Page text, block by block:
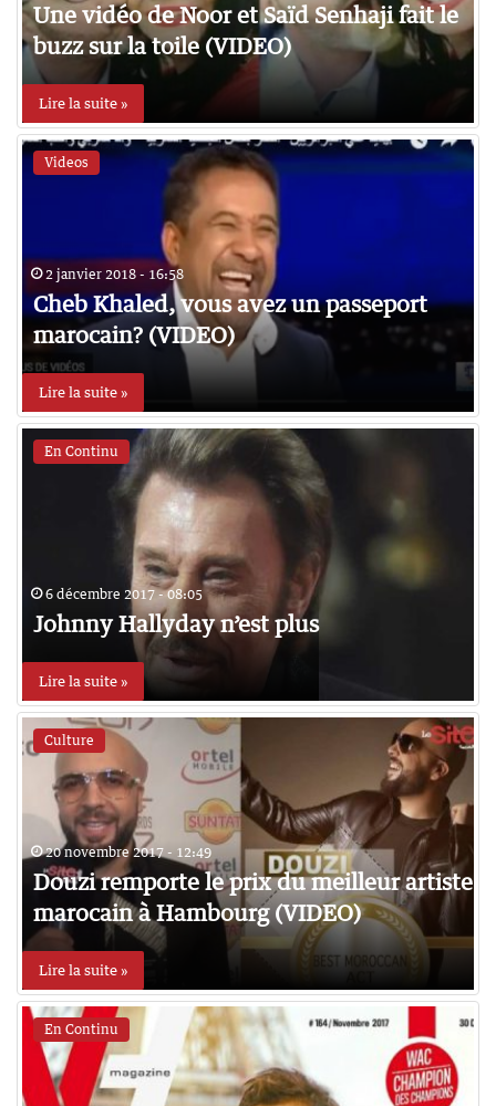
Une vidéo de Noor et Saïd Senhaji fait le
buzz sur la toile (VIDEO)
Lire la suite »
Videos
2 janvier 2018 - 16:58
Cheb Khaled, vous avez un passeport
marocain? (VIDEO)
Lire la suite »
En Continu
6 décembre 2017 - 08:05
Johnny Hallyday n’est plus
Lire la suite »
Culture
20 novembre 2017 - 12:49
Douzi remporte le prix du meilleur artiste
marocain à Hambourg (VIDEO)
Lire la suite »
En Continu